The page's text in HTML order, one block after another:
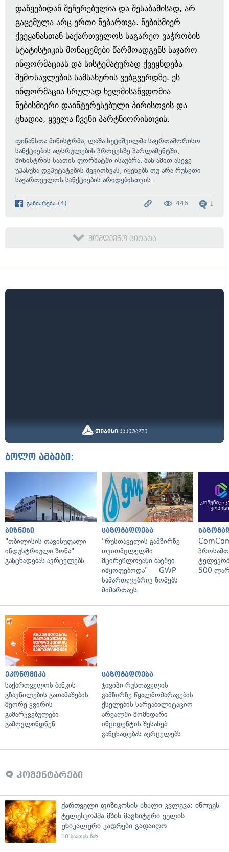
დაწყებიდან შეჩერებულია და შესაბამისად, არ
გაცემულა არც ერთი ნებართვა. ნებისმიერ
ქვეყანასთან საქართველოს საგარეო ვაჭრობის
სტატისტიკის მონაცემები წარმოადგენს საჯარო
ინფორმაციას და სისტემატურად ქვეყნდება
შემოსავლების სამსახურის ვებგვერდზე. ეს
ინფორმაცია სრულად ხელმისაწვდომია
ნებისმიერი დაინტერესებული პირისთვის და
ცხადია, ყველა ჩვენი პარტნიორისთვის.
ფინანსთა მინისტრმა, ლაშა ხუციშვილმა საერთაშორისო
სანქციების აღსრულების პროცესზე პარლამენტში,
მინისტრის საათის ფორმატში ისაუბრა. მან ამით ასევე
უპასუხა დეპუტატების შეკითხვას, იყენებს თუ არა რუსეთი
საქართველოს სანქციების არიდებისთვის.
გაზიარება (4) 1
446
მომდევნო ციტატა
ბოლო ამბები:
ბიზნესი
"თბილისის თავისუფალი
ინდუსტრიული ზონა"
განცხადებას ავრცელებს
საზოგადოება
"რუსთაველის გამზირზე
თვითმცლელში
მცირეწლოვანი ბავშვი
იმყოფებოდა" — GWP
სამართლებრივ ზომებს
მიმართავს
500
ეკონომიკა
საქართველოს ბანკის
გზავნილების გათამაშების
მეორე კვირის
გამარჯვებულები
გამოვლინდნენ
საზოგადოება
ჯივიპი რუსთაველის
გამზირზე წყალმომარაგების
ქსელების სარეაბილიტაციო
არეალში მომხდარი
ინციდენტის შესახებ
განცხადებას ავრცელებს
კომენტარები
ქართველი ფიზიკოსის ახალი კვლევა: ინოუეს
ტელესკოპმა მზის მაგნიტური ველის
უნიკალური კადრები გადაიღო
10 საათის წინ